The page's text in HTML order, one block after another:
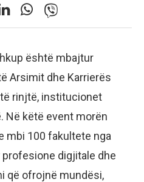
është mbajtur
Arsimit dhe Karrierës
rinjtë, institucionet
Në këtë event morën
mbi 100 fakultete nga
profesione digjitale dhe
që ofrojnë mundësi,